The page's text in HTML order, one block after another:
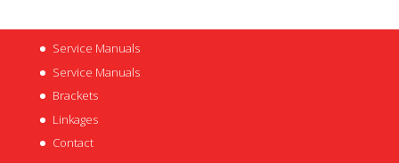
Service Manuals
Service Manuals
Brackets
Linkages
Contact